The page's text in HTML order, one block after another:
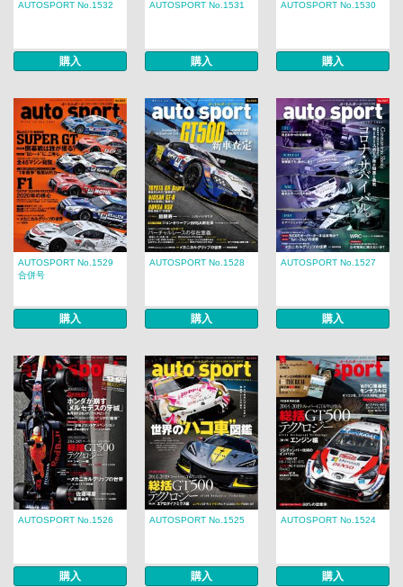
AUTOSPORT No.1532
購入
AUTOSPORT No.1531
購入
AUTOSPORT No.1530
購入
AUTOSPORT No.1529
合併号
購入
AUTOSPORT No.1528
購入
AUTOSPORT No.1527
購入
AUTOSPORT No.1526
購入
AUTOSPORT No.1525
購入
AUTOSPORT No.1524
購入